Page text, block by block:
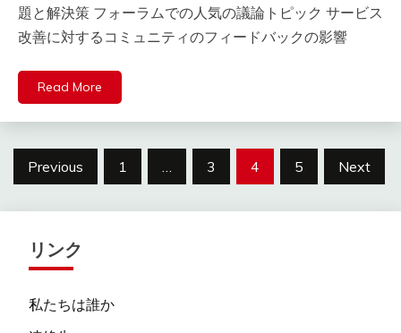
題と解決策 フォーラムでの人気の議論トピック サービス
改善に対するコミュニティのフィードバックの影響
Read More
Posts
Previous 1 3 4 5 Next
リンク
私たちは誰か